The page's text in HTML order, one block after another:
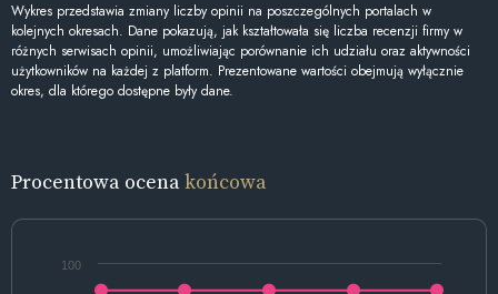
Wykres przedstawia zmiany liczby opinii na poszczególnych portalach w
kolejnych okresach. Dane pokazują, jak kształtowała się liczba recenzji firmy w
różnych serwisach opinii, umożliwiając porównanie ich udziału oraz aktywności
użytkowników na każdej z platform. Prezentowane wartości obejmują wyłącznie
okres, dla którego dostępne były dane.
Procentowa ocenakońcowa
100